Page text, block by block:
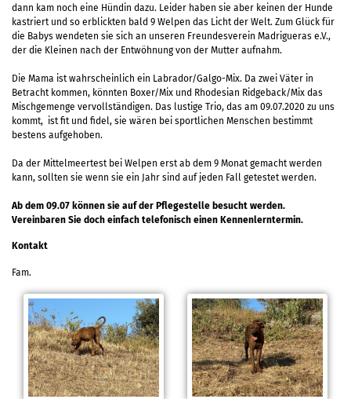
dann kam noch eine Hündin dazu. Leider haben sie aber keinen der Hunde
kastriert und so erblickten bald 9 Welpen das Licht der Welt. Zum Glück für
die Babys wendeten sie sich an unseren Freundesverein Madrigueras e.V.,
der die Kleinen nach der Entwöhnung von der Mutter aufnahm.
Die Mama ist wahrscheinlich ein Labrador/Galgo-Mix. Da zwei Väter in
Betracht kommen, könnten Boxer/Mix und Rhodesian Ridgeback/Mix das
Mischgemenge vervollständigen. Das lustige Trio, das am 09.07.2020 zu uns
kommt, ist fit und fidel, sie wären bei sportlichen Menschen bestimmt
bestens aufgehoben.
Da der Mittelmeertest bei Welpen erst ab dem 9 Monat gemacht werden
kann, sollten sie wenn sie ein Jahr sind auf jeden Fall getestet werden.
Ab dem 09.07 können sie auf der Pflegestelle besucht werden.
Vereinbaren Sie doch einfach telefonisch einen Kennenlerntermin.
Kontakt
Fam.